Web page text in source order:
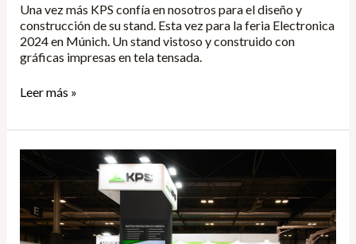
Una vez más KPS confía en nosotros para el diseño y
construcción de su stand. Esta vez para la feria Electronica
2024 en Múnich. Un stand vistoso y construido con
gráficas impresas en tela tensada.
Leer más »
Matelec